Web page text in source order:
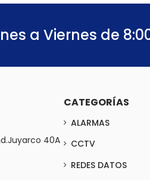
a Viernes de
40A
CATEGORÍAS
ALARMAS
CCTV
REDES DATOS